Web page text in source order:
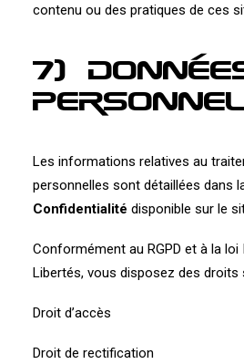
contenu ou des pratiques de ces
7)
Les informations relatives au
personnelles sont détaillées dans
Confidentialité disponible sur le
Conformément au RGPD et à la
Libertés, vous disposez des droits
Droit d’accès
Droit de rectification